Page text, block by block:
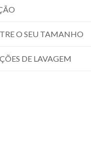
O SEU TAMANHO
DE LAVAGEM